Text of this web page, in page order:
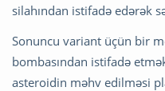
silahından istifadə edərək
Sonuncu variant üçün bir
bombasından istifadə
asteroidin məhv edilməsi